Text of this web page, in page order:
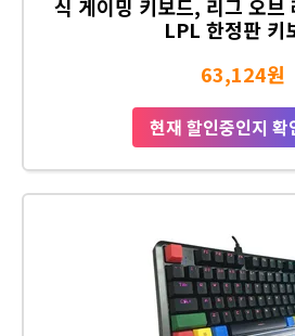
식 게이밍 키보드, 리그 오브
LPL 한정판 키
63,124원
현재 할인중인지 확